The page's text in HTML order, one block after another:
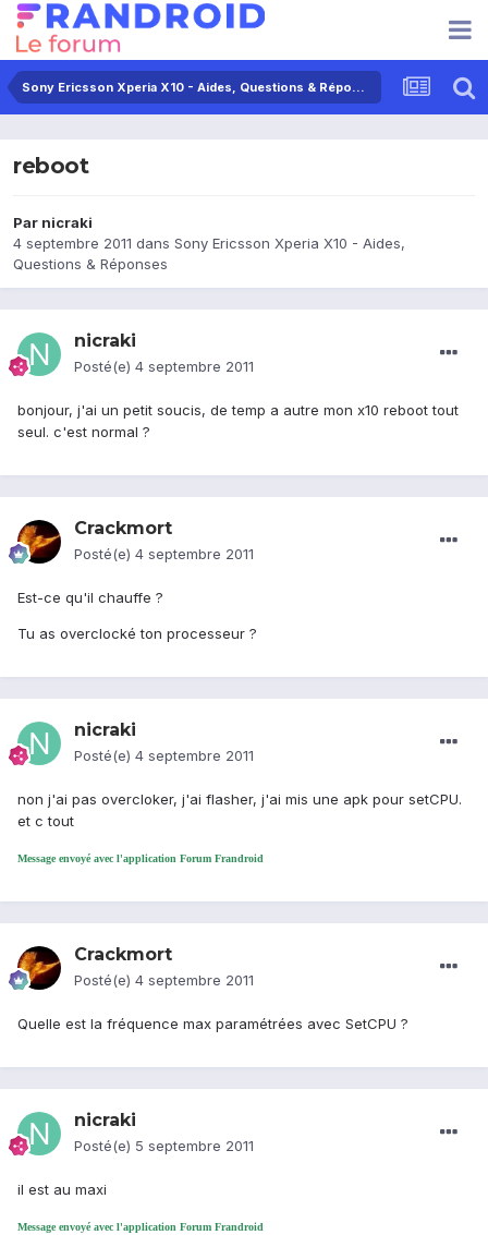
Sony Ericsson Xperia X10 - Aides, Questions & Réponses
reboot
Par nicraki
4 septembre 2011 dans Sony Ericsson Xperia X10 - Aides,
Questions & Réponses
nicraki
Posté(e) 4 septembre 2011
bonjour, j'ai un petit soucis, de temp a autre mon x10 reboot tout
seul. c'est normal ?
Crackmort
Posté(e) 4 septembre 2011
Est-ce qu'il chauffe ?
Tu as overclocké ton processeur ?
nicraki
Posté(e) 4 septembre 2011
non j'ai pas overcloker, j'ai flasher, j'ai mis une apk pour setCPU.
et c tout
Message envoyé avec l'application Forum Frandroid
Crackmort
Posté(e) 4 septembre 2011
Quelle est la fréquence max paramétrées avec SetCPU ?
nicraki
Posté(e) 5 septembre 2011
il est au maxi
Message envoyé avec l'application Forum Frandroid